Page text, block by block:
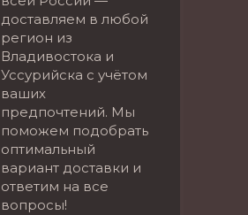
доставляем в любой
регион из
Владивостока и
Уссурийска с учётом
ваших
предпочтений. Мы
поможем подобрать
оптимальный
вариант доставки и
ответим на все
вопросы!